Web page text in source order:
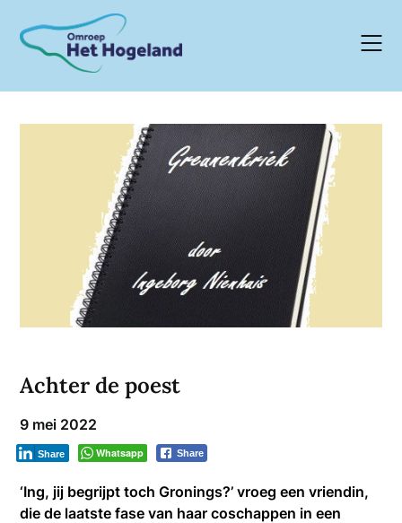
content
Achter de poest
9 mei 2022
Whatsapp Share
Share
‘Ing, jij begrijpt toch Gronings?’ vroeg een vriendin,
die de laatste fase van haar coschappen in een